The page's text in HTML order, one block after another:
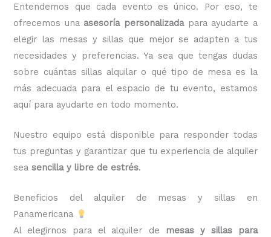
Entendemos que cada evento es único. Por eso, te
ofrecemos una asesoría personalizadapara ayudarte a
elegir las mesas y sillas que mejor se adapten a tus
necesidades y preferencias. Ya sea que tengas dudas
sobre cuántas sillas alquilar o qué tipo de mesa es la
más adecuada para el espacio de tu evento, estamos
aquí para ayudarte en todo momento.
Nuestro equipo está disponible para responder todas
tus preguntas y garantizar que tu experiencia de alquiler
seasencilla y libre de estrés.
Beneficios del alquiler de mesas y sillas en
Panamericana
Al elegirnos para el alquiler de
mesas y sillas para